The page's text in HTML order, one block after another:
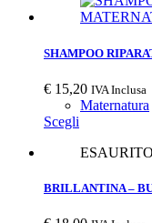
SHAMPOO
€ 15,20 IVA Inclusa
Maternatura
Scegli
ESAURITO
BRILLANTINA –